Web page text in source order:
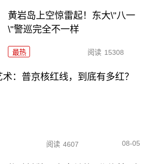
黄岩岛上空惊雷起！东大\"八一
\"警巡完全不一样
最热 阅读 15308
：普京核红线，到底有多红？
阅读 4607 08-05